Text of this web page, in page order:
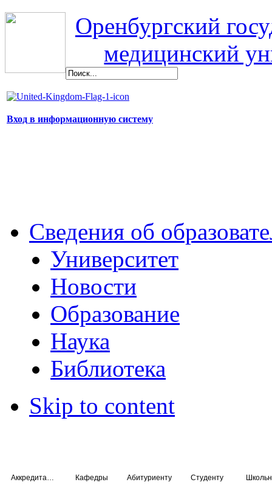
Оренбургский
медицинский
Вход в информационную систему
Сведения об
Университет
Новости
Образование
Наука
Библиотека
Skip to content
Кафедры Абитуриенту Студенту